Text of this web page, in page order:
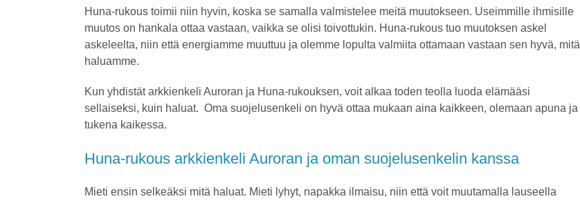
Huna-rukous toimii niin hyvin, koska se samalla valmistelee meitä muutokseen. Useimmille ihmisille
muutos on hankala ottaa vastaan, vaikka se olisi toivottukin. Huna-rukous tuo muutoksen askel
askeleelta, niin että energiamme muuttuu ja olemme lopulta valmiita ottamaan vastaan sen hyvä, mitä
haluamme.
Kun yhdistät arkkienkeli Auroran ja Huna-rukouksen, voit alkaa toden teolla luoda elämääsi
sellaiseksi, kuin haluat. Oma suojelusenkeli on hyvä ottaa mukaan aina kaikkeen, olemaan apuna ja
tukena kaikessa.
Huna-rukous arkkienkeli Auroran ja oman suojelusenkelin kanssa
Mieti ensin selkeäksi mitä haluat. Mieti lyhyt, napakka ilmaisu, niin että voit muutamalla lauseella